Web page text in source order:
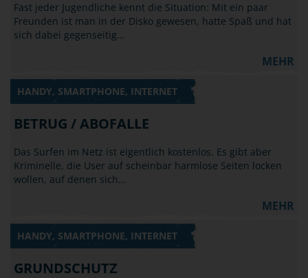
Fast jeder Jugendliche kennt die Situation: Mit ein paar
Freunden ist man in der Disko gewesen, hatte Spaß und hat
sich dabei gegenseitig…
MEHR
HANDY, SMARTPHONE, INTERNET
BETRUG / ABOFALLE
Das Surfen im Netz ist eigentlich kostenlos. Es gibt aber
Kriminelle, die User auf scheinbar harmlose Seiten locken
wollen, auf denen sich…
MEHR
HANDY, SMARTPHONE, INTERNET
GRUNDSCHUTZ